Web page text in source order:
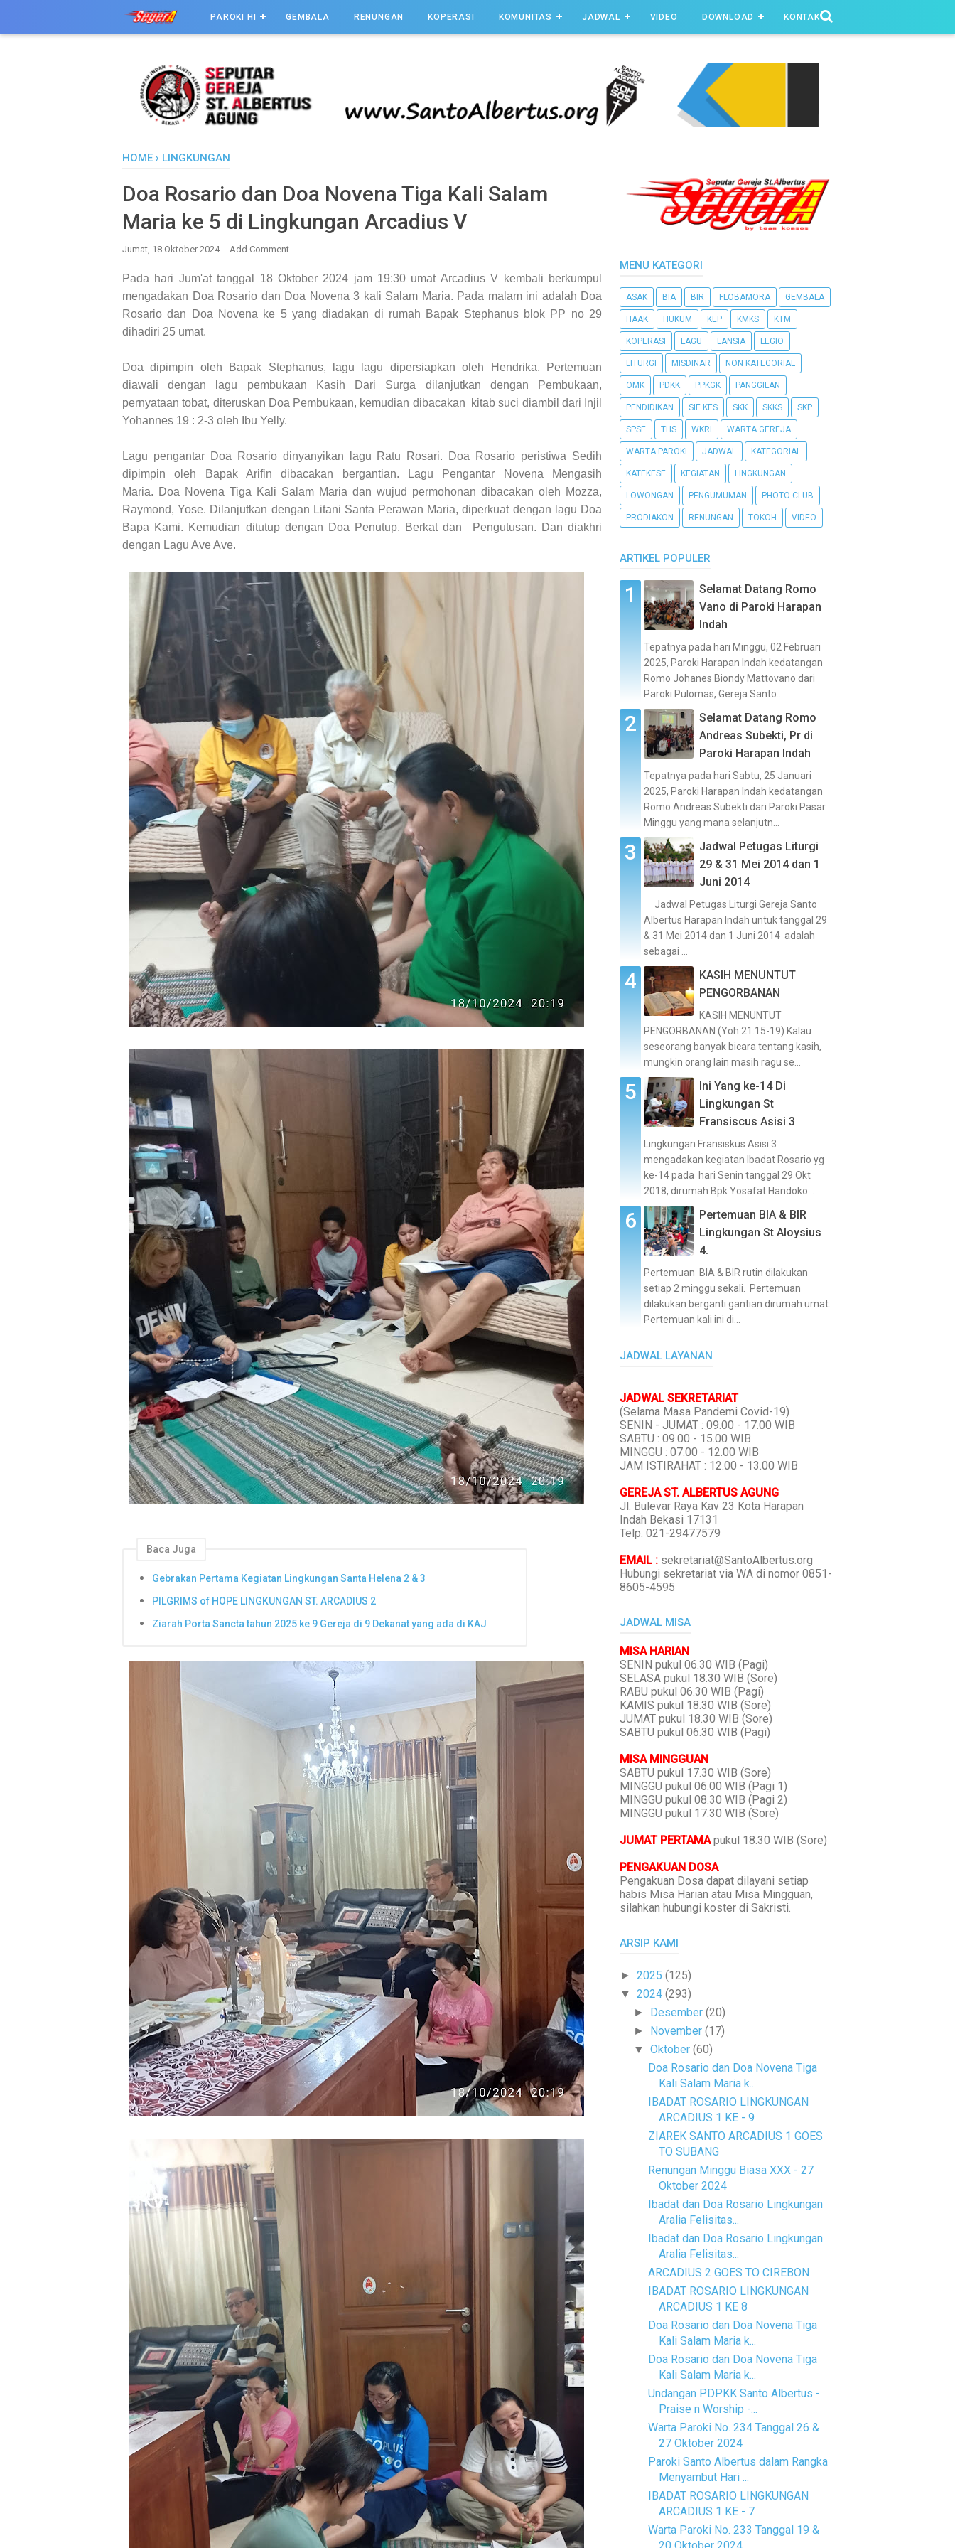
PAROKI HI GEMBALA RENUNGAN KOPERASI KOMUNITAS JADWAL VIDEO DOWNLOAD KONTAK
HOME › LINGKUNGAN
Doa Rosario dan Doa Novena Tiga Kali Salam
Maria ke 5 di Lingkungan Arcadius V
Jumat, 18 Oktober 2024 Add Comment
Pada hari Jum'at tanggal 18 Oktober 2024 jam 19:30 umat Arcadius V kembali berkumpul
mengadakan Doa Rosario dan Doa Novena 3 kali Salam Maria. Pada malam ini adalah Doa
Rosario dan Doa Novena ke 5 yang diadakan di rumah Bapak Stephanus blok PP no 29
dihadiri 25 umat.
Doa dipimpin oleh Bapak Stephanus, lagu lagu dipersiapkan oleh Hendrika.
Pertemuan
diawali dengan lagu pembukaan Kasih Dari Surga dilanjutkan dengan Pembukaan,
pernyataan tobat, diteruskan Doa Pembukaan, kemudian dibacakan kitab suci diambil dari Injil
Yohannes 19 : 2-3 oleh Ibu Yelly.
Lagu pengantar Doa Rosario dinyanyikan lagu Ratu Rosari.
Doa Rosario peristiwa Sedih
dipimpin oleh Bapak Arifin dibacakan bergantian.
Lagu Pengantar Novena Mengasih
Maria. Doa Novena Tiga Kali Salam Maria dan wujud permohonan dibacakan oleh Mozza,
Raymond, Yose. Dilanjutkan dengan Litani Santa Perawan Maria, diperkuat dengan lagu Doa
Bapa Kami. Kemudian ditutup dengan Doa Penutup, Berkat dan Pengutusan. Dan diakhri
dengan Lagu Ave Ave.
Baca Juga
Gebrakan Pertama Kegiatan Lingkungan Santa Helena 2 & 3
PILGRIMS of HOPE LINGKUNGAN ST. ARCADIUS 2
Ziarah Porta Sancta tahun 2025 ke 9 Gereja di 9 Dekanat yang ada di KAJ
MENU KATEGORI
ASAK BIA BIR FLOBAMORA GEMBALA
HAAK HUKUM KEP KMKS KTM
KOPERASI LAGU LANSIA LEGIO
LITURGI MISDINAR NON KATEGORIAL
OMK PDKK PPKGK PANGGILAN
PENDIDIKAN SIE KES SKK SKKS SKP
SPSE THS WKRI WARTA GEREJA
WARTA PAROKI JADWAL KATEGORIAL
KATEKESE KEGIATAN LINGKUNGAN
LOWONGAN PENGUMUMAN PHOTO CLUB
PRODIAKON RENUNGAN TOKOH VIDEO
ARTIKEL POPULER
Selamat Datang Romo
Vano di Paroki Harapan
Indah
Tepatnya pada hari Minggu, 02 Februari
2025, Paroki Harapan Indah kedatangan
Romo Johanes Biondy Mattovano dari
Paroki Pulomas, Gereja Santo...
Selamat Datang Romo
Andreas Subekti, Pr di
Paroki Harapan Indah
Tepatnya pada hari Sabtu, 25 Januari
2025, Paroki Harapan Indah kedatangan
Romo Andreas Subekti dari Paroki Pasar
Minggu yang mana selanjutn...
Jadwal Petugas Liturgi
29 & 31 Mei 2014 dan 1
Juni 2014
Jadwal Petugas Liturgi Gereja Santo
Albertus Harapan Indah untuk tanggal 29
& 31 Mei 2014 dan 1 Juni 2014 adalah
sebagai ...
KASIH MENUNTUT
PENGORBANAN
KASIH MENUNTUT
PENGORBANAN (Yoh 21:15-19) Kalau
seseorang banyak bicara tentang kasih,
mungkin orang lain masih ragu se...
Ini Yang ke-14 Di
Lingkungan St
Fransiscus Asisi 3
Lingkungan Fransiskus Asisi 3
mengadakan kegiatan Ibadat Rosario yg
ke-14 pada hari Senin tanggal 29 Okt
2018, dirumah Bpk Yosafat Handoko...
Pertemuan BIA & BIR
Lingkungan St Aloysius
4.
Pertemuan BIA & BIR rutin dilakukan
setiap 2 minggu sekali. Pertemuan
dilakukan berganti gantian dirumah umat.
Pertemuan kali ini di...
JADWAL LAYANAN
JADWAL SEKRETARIAT
(Selama Masa Pandemi Covid-19)
SENIN - JUMAT : 09.00 - 17.00 WIB
SABTU : 09.00 - 15.00 WIB
MINGGU : 07.00 - 12.00 WIB
JAM ISTIRAHAT : 12.00 - 13.00 WIB
GEREJA ST. ALBERTUS AGUNG
Jl. Bulevar Raya Kav 23 Kota Harapan
Indah Bekasi 17131
Telp. 021-29477579
EMAIL : sekretariat@SantoAlbertus.org
Hubungi sekretariat via WA di nomor 0851-
8605-4595
JADWAL MISA
MISA HARIAN
SENIN pukul 06.30 WIB (Pagi)
SELASA pukul 18.30 WIB (Sore)
RABU pukul 06.30 WIB (Pagi)
KAMIS pukul 18.30 WIB (Sore)
JUMAT pukul 18.30 WIB (Sore)
SABTU pukul 06.30 WIB (Pagi)
MISA MINGGUAN
SABTU pukul 17.30 WIB (Sore)
MINGGU pukul 06.00 WIB (Pagi 1)
MINGGU pukul 08.30 WIB (Pagi 2)
MINGGU pukul 17.30 WIB (Sore)
JUMAT PERTAMA pukul 18.30 WIB (Sore)
PENGAKUAN DOSA
Pengakuan Dosa dapat dilayani setiap
habis Misa Harian atau Misa Mingguan,
silahkan hubungi koster di Sakristi.
ARSIP KAMI
► 2025 (125)
▼ 2024 (293)
► Desember(20)
► November(17)
▼Oktober(60)
Doa Rosario dan Doa Novena Tiga
Kali Salam Maria k...
IBADAT ROSARIO LINGKUNGAN
ARCADIUS 1 KE - 9
ZIAREK SANTO ARCADIUS 1 GOES
TO SUBANG
Renungan Minggu Biasa XXX - 27
Oktober 2024
Ibadat dan Doa Rosario Lingkungan
Aralia Felisitas...
Ibadat dan Doa Rosario Lingkungan
Aralia Felisitas...
ARCADIUS 2 GOES TO CIREBON
IBADAT ROSARIO LINGKUNGAN
ARCADIUS 1 KE 8
Doa Rosario dan Doa Novena Tiga
Kali Salam Maria k...
Doa Rosario dan Doa Novena Tiga
Kali Salam Maria k...
Undangan PDPKK Santo Albertus -
Praise n Worship -...
Warta Paroki No. 234 Tanggal 26 &
27 Oktober 2024
Paroki Santo Albertus dalam Rangka
Menyambut Hari ...
IBADAT ROSARIO LINGKUNGAN
ARCADIUS 1 KE - 7
Warta Paroki No. 233 Tanggal 19 &